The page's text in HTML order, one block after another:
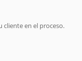
cliente en el proceso.